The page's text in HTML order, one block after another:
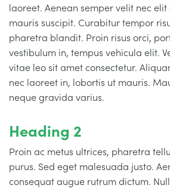
laoreet. Aenean semper velit nec
mauris suscipit. Curabitur tempor
pharetra blandit. Proin risus orci,
vestibulum in, tempus vehicula elit.
vitae leo sit amet consectetur.
nec laoreet in, lobortis ut mauris.
neque gravida varius.
Heading 2
Proin ac metus ultrices, pharetra
purus. Sed eget malesuada justo.
consequat augue rutrum dictum.